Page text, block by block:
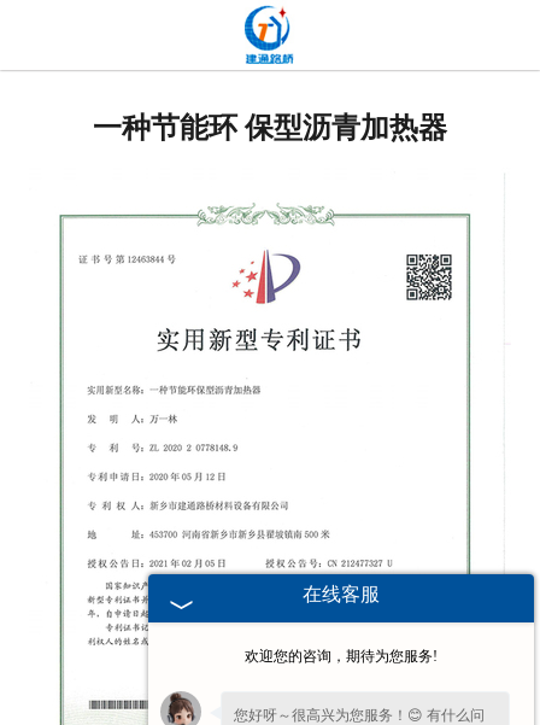
新闻中心
发货现场
工程案例
一种节能环 保型沥青加热器
在线客服
欢迎您的咨询，期待为您服务!
您好呀～很高兴为您服务！😊 有什么问